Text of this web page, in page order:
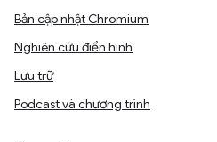
Bản cập nhật Chromium
Nghiên cứu điển hình
Lưu trữ
Podcast và chương trình